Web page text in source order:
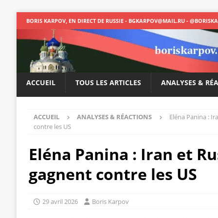
BORIS KARPOV, EN DIRECT DE RUSSIE - BGKARPOV@MAIL.RU -
ACCUEIL TOUS LES ARTICLES ANALYSES &
ACCUEIL ANALYSES & RÉACTIONS
Eléna Panina :
contre les US
Eléna Panina : Iran et
gagnent contre les US
29 avril 2026 Boris Karpov